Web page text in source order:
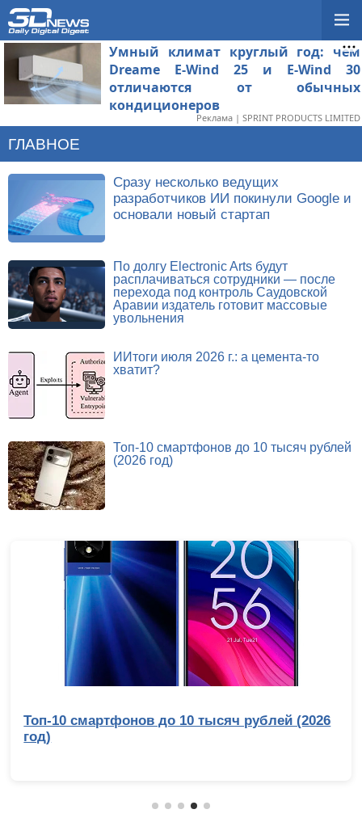
Умный климат круглый год: чем
Dreame E-Wind 25 и E-Wind 30
отличаются от обычных
кондиционеров
Реклама | SPRINT PRODUCTS LIMITED
ГЛАВНОЕ
Сразу несколько ведущих
разработчиков ИИ покинули Google и
основали новый стартап
По долгу Electronic Arts будут
расплачиваться сотрудники — после
перехода под контроль Саудовской
Аравии издатель готовит массовые
увольнения
ИИтоги июля 2026 г.: а цемента-то
хватит?
Топ-10 смартфонов до 10 тысяч рублей
(2026 год)
Топ-10 смартфонов до 10 тысяч рублей (2026
год)